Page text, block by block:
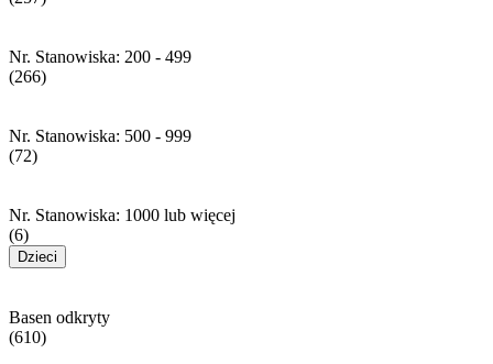
Nr. Stanowiska: 200 - 499
(266)
Nr. Stanowiska: 500 - 999
(72)
Nr. Stanowiska: 1000 lub więcej
(6)
Dzieci
Basen odkryty
(610)